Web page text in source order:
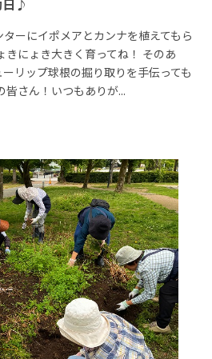
日♪
ーにイポメアとカンナを植えてもら
にょき大きく育ってね！ そのあ
リップ球根の掘り取りを手伝っても
皆さん！いつもありが...